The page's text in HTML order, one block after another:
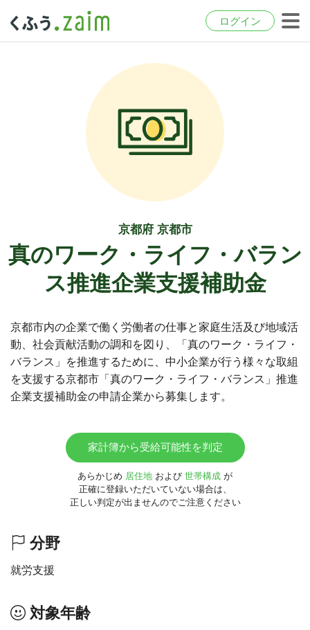
ログイン
京都府 京都市
真のワーク・ライフ・バラン
ス推進企業支援補助金
京都市内の企業で働く労働者の仕事と家庭生活及び地域活
動、社会貢献活動の調和を図り、「真のワーク・ライフ・
バランス」を推進するために、中小企業が行う様々な取組
を支援する京都市「真のワーク・ライフ・バランス」推進
企業支援補助金の申請企業から募集します。
家計簿から受給可能性を判定
あらかじめ 居住地 および 世帯構成 が
正確に登録いただいていない場合は、
正しい判定が出ませんのでご注意ください
分野
就労支援
対象年齢